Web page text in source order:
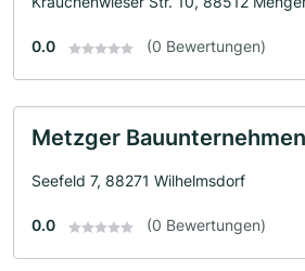
0.0 (0 Bewertungen)
Metzger
Seefeld 7, 88271 Wilhelmsdorf
0.0 (0 Bewertungen)